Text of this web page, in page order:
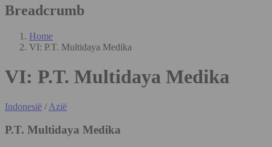
Breadcrumb
Home
VI: P.T. Multidaya Medika
VI: P.T. Multidaya Medika
Indonesië / Azië
P.T. Multidaya Medika